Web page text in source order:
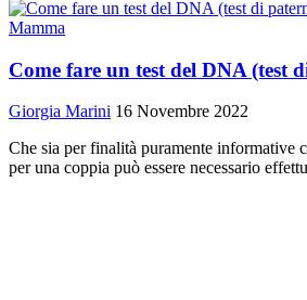
Mamma
Come fare un test del DNA (test
Giorgia Marini 16 Novembre 2022
Che sia per finalità puramente informative
per una coppia può essere necessario